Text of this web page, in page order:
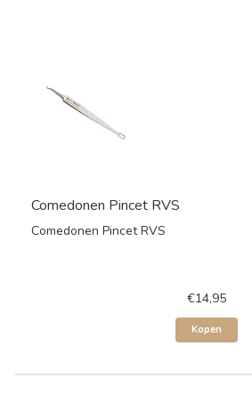
Comedonen Pincet RVS
Comedonen Pincet RVS
€14,95
Kopen